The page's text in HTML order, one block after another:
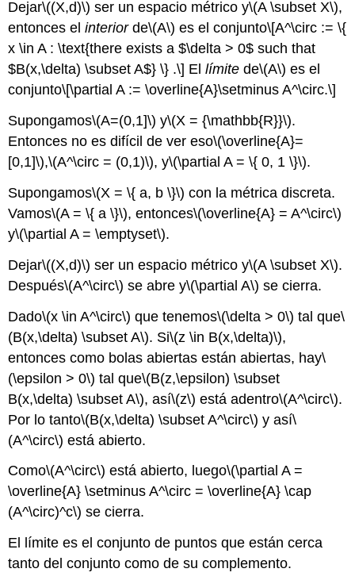
Dejar\((X,d)\) ser un espacio métrico y\(A \subset X\),
entonces elinteriorde\(A\) es el conjunto\[A^\circ := \{
x \in A : \text{there exists a $\delta > 0$ such that
$B(x,\delta) \subset A$} \} .\] Ellímite de\(A\) es el
conjunto\[\partial A := \overline{A}\setminus A^\circ.\]
Supongamos\(A=(0,1]\) y\(X = {\mathbb{R}}\).
Entonces no es difícil de ver eso\(\overline{A}=
[0,1]\),\(A^\circ = (0,1)\), y\(\partial A = \{ 0, 1 \}\).
Supongamos\(X = \{ a, b \}\) con la métrica discreta.
Vamos\(A = \{ a \}\), entonces\(\overline{A} = A^\circ\)
y\(\partial A = \emptyset\).
Dejar\((X,d)\) ser un espacio métrico y\(A \subset X\).
Después\(A^\circ\) se abre y\(\partial A\) se cierra.
Dado\(x \in A^\circ\) que tenemos\(\delta > 0\) tal que\
(B(x,\delta) \subset A\). Si\(z \in B(x,\delta)\),
entonces como bolas abiertas están abiertas, hay\
(\epsilon > 0\) tal que\(B(z,\epsilon) \subset
B(x,\delta) \subset A\), así\(z\) está adentro\(A^\circ\).
Por lo tanto\(B(x,\delta) \subset A^\circ\) y así\
(A^\circ\) está abierto.
Como\(A^\circ\) está abierto, luego\(\partial A =
\overline{A} \setminus A^\circ = \overline{A} \cap
(A^\circ)^c\) se cierra.
El límite es el conjunto de puntos que están cerca
tanto del conjunto como de su complemento.